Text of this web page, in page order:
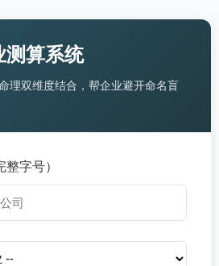
测算系统
理双维度结合，帮企业避开命名盲
字号）